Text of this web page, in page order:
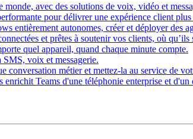
monde, avec des solutions de voix, vidéo et
pour délivrer une expérience client
entièrement autonomes, créer et déployer des
et prêtes à soutenir vos clients, où qu’ils
quel appareil, quand chaque minute compte.
voix et messagerie.
conversation métier et mettez-la au service de
Teams d'une téléphonie enterprise et d'un